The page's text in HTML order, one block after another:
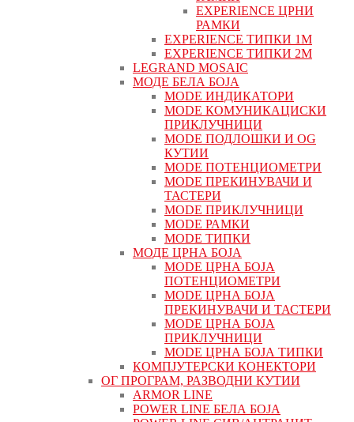
EXPERIENCE ЦРНИ
РАМКИ
EXPERIENCE ТИПКИ 1M
EXPERIENCE ТИПКИ 2М
LEGRAND MOSAIC
МОДЕ БЕЛА БОЈА
MODE ИНДИКАТОРИ
MODE КОМУНИКАЦИСКИ
ПРИКЛУЧНИЦИ
MODE ПОДЛОШКИ И OG
КУТИИ
MODE ПОТЕНЦИОМЕТРИ
MODE ПРEКИНУВАЧИ И
ТАСТЕРИ
MODE ПРИКЛУЧНИЦИ
MODE РАМКИ
MODE ТИПКИ
МОДЕ ЦРНА БОЈА
MODE ЦРНА БОЈА
ПОТЕНЦИОМЕТРИ
MODE ЦРНА БОЈА
ПРЕКИНУВАЧИ И ТАСТЕРИ
MODE ЦРНА БОЈА
ПРИКЛУЧНИЦИ
MODE ЦРНА БОЈА ТИПКИ
КОМПЈУТЕРСКИ КОНЕКТОРИ
ОГ ПРОГРАМ, РАЗВОДНИ КУТИИ
ARMOR LINE
POWER LINE БЕЛА БОЈА